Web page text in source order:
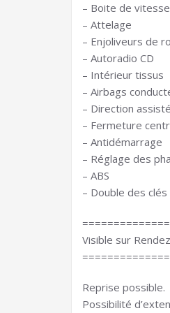
– Boite de
– Attelage
– Enjoliveurs de
– Autoradio CD
– Intérieur tissus
– Airbags
– Direction
– Fermeture
– Antidémarrage
– Réglage des
– ABS
– Double des
Visible sur
Reprise possible.
Possibilité